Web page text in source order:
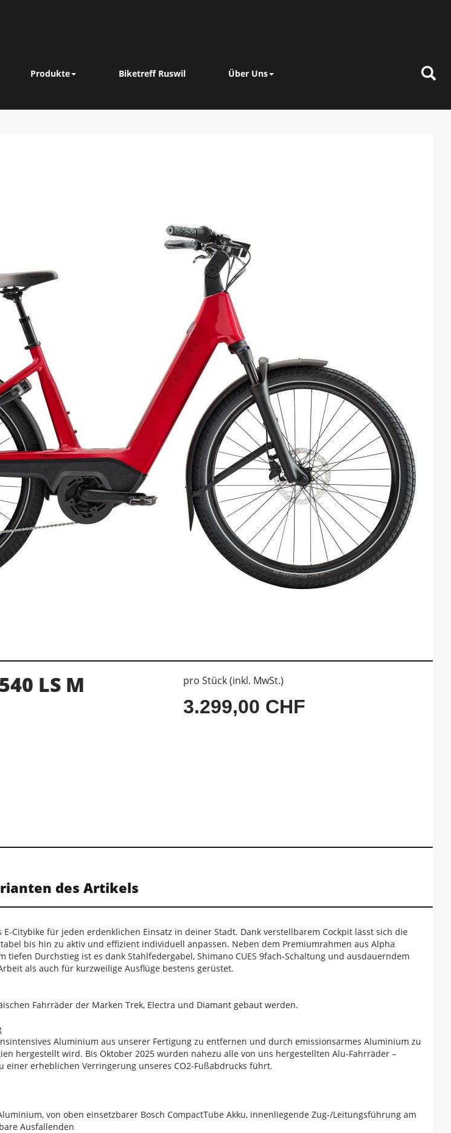
Produkte Biketreff Ruswil Über Uns
LS M
pro Stück (inkl. MwSt.)
3.299,00 CHF
des Artikels
E-Citybike für jeden erdenklichen Einsatz in deiner Stadt. Dank verstellbarem Cockpit lässt sich die
bis hin zu aktiv und effizient individuell anpassen. Neben dem Premiumrahmen aus Alpha
Durchstieg ist es dank Stahlfedergabel, Shimano CUES 9fach-Schaltung und ausdauerndem
als auch für kurzweilige Ausflüge bestens gerüstet.
Fahrräder der Marken Trek, Electra und Diamant gebaut werden.
Aluminium aus unserer Fertigung zu entfernen und durch emissionsarmes Aluminium zu
hergestellt wird. Bis Oktober 2025 wurden nahezu alle von uns hergestellten Alu-Fahrräder –
einer erheblichen Verringerung unseres CO2-Fußabdrucks führt.
von oben einsetzbarer Bosch CompactTube Akku, innenliegende Zug-/Leitungsführung am
Ausfallenden